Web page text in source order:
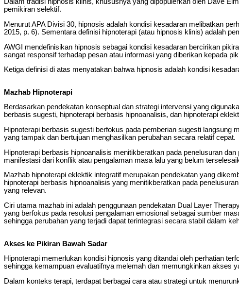
Dalam tradisi hipnosis klinis, khususnya yang dipopulerkan oleh Dave
pemikiran selektif.
Menurut APA Divisi 30, hipnosis adalah kondisi kesadaran melibatkan
2015, p. 6). Sementara definisi hipnoterapi (atau hipnosis klinis) adalah
AWGI mendefinisikan hipnosis sebagai kondisi kesadaran bercirikan
sangat responsif terhadap pesan atau informasi yang diberikan kepada
Ketiga definisi di atas menyatakan bahwa hipnosis adalah kondisi
Mazhab Hipnoterapi
Berdasarkan pendekatan konseptual dan strategi intervensi yang
berbasis sugesti, hipnoterapi berbasis hipnoanalisis, dan hipnoterapi
Hipnoterapi berbasis sugesti berfokus pada pemberian sugesti
yang tampak dan bertujuan menghasilkan perubahan secara relatif cepat.
Hipnoterapi berbasis hipnoanalisis menitikberatkan pada penelusuran
manifestasi dari konflik atau pengalaman masa lalu yang belum
Mazhab hipnoterapi eklektik integratif merupakan pendekatan yang
hipnoterapi berbasis hipnoanalisis yang menitikberatkan pada
yang relevan.
Ciri utama mazhab ini adalah penggunaan pendekatan Dual Layer
yang berfokus pada resolusi pengalaman emosional sebagai sumber
sehingga perubahan yang terjadi dapat terintegrasi secara stabil dalam
Akses ke Pikiran Bawah Sadar
Hipnoterapi memerlukan kondisi hipnosis yang ditandai oleh perhatian
sehingga kemampuan evaluatifnya melemah dan memungkinkan akses
Dalam konteks terapi, terdapat berbagai cara atau strategi untuk